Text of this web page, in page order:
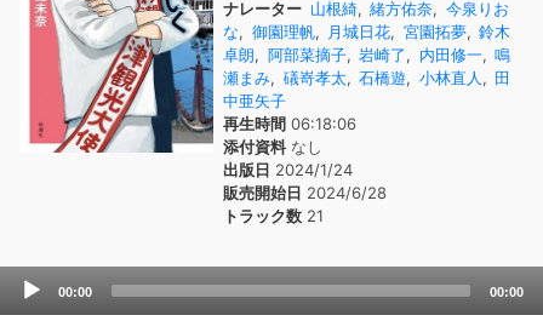
ナレーター 山根綺, 緒方佑奈, 今泉りお
な, 御園理帆, 月城日花, 宮園拓夢, 鈴木
卓朗, 阿部菜摘子, 岩崎了, 内田修一, 鳴
瀬まみ, 礒嵜孝太, 石橋遊, 小林直人 , 田
中亜矢子
再生時間 06:18:06
添付資料なし
出版日 2024/1/24
販売開始日 2024/6/28
トラック数 21
Audio
00:00 00:00